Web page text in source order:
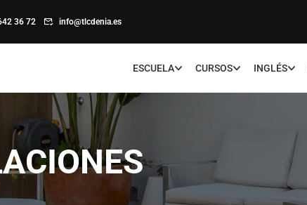
36 72 info@tlcdenia.es
ESCUELA CURSOS INGLÉS